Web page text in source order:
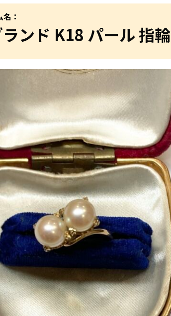
：
ンド K18 パール 指輪